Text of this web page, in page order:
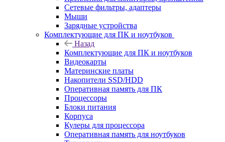
Сетевые фильтры, адаптеры
Мыши
Зарядные устройства
Комплектующие для ПК и ноутбуков
Назад
Комплектующие для ПК и ноутбуков
Видеокарты
Материнские платы
Накопители SSD/HDD
Оперативная память для ПК
Процессоры
Блоки питания
Корпуса
Кулеры для процессора
Оперативная память для ноутбуков